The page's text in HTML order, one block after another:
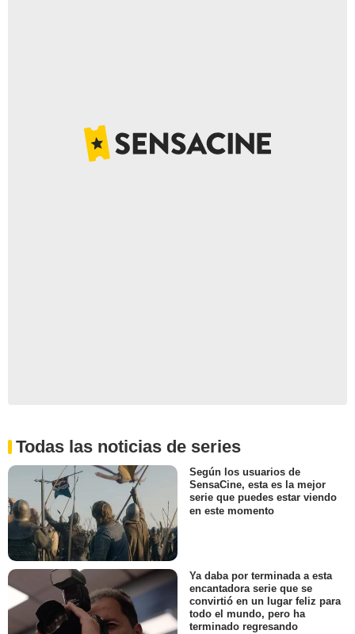
Todas las noticias de series
Según los usuarios de
SensaCine, esta es la mejor
serie que puedes estar viendo
en este momento
Ya daba por terminada a esta
encantadora serie que se
convirtió en un lugar feliz para
todo el mundo, pero ha
terminado regresando